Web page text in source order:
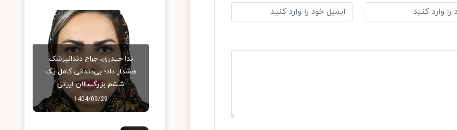
ندا حیدری، جراح دندانپزشک
هشدار داد؛ بی‌دندانی کامل یک
ششم بزرگسالان ایرانی
1404/09/29